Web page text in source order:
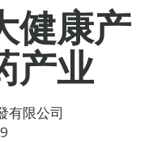
健康产
产业
有限公司